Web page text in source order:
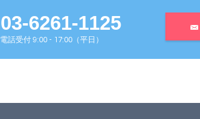
03-6261-1125
電話受付 9:00 - 17:00（平日）